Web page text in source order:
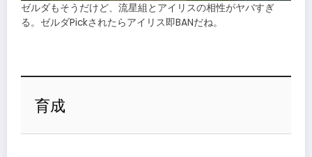
ゼルダもそうだけど、流星組とアイリスの相性がヤバすぎ
る。ゼルダPickされたらアイリス即BANだね。
育成